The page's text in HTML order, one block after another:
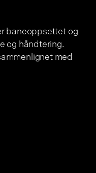
baneoppsettet og
og håndtering.
med